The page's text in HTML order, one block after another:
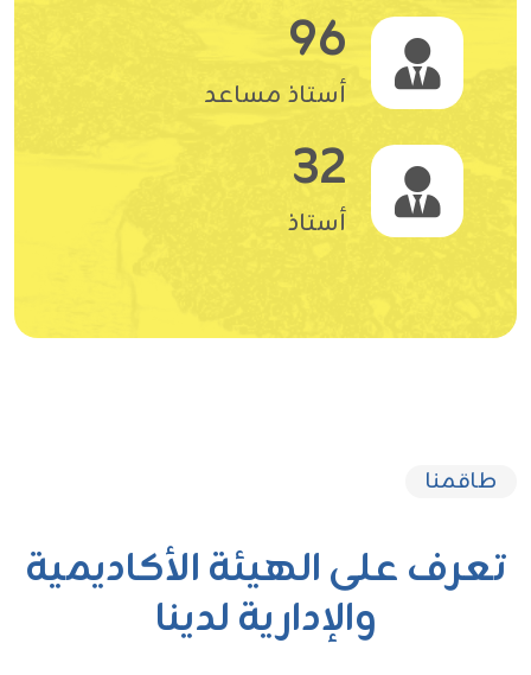
96
أستاذ مساعد
32
أستاذ
طاقمنا
تعرف على الهيئة الأكاديمية
والإدارية لدينا